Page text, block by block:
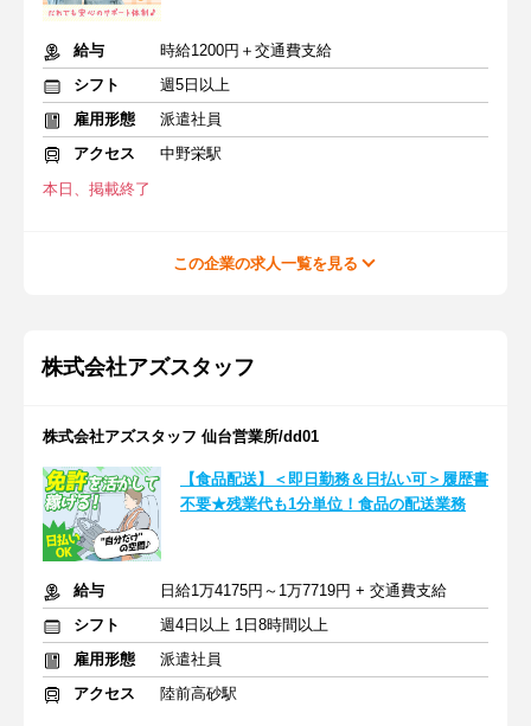
給与
時給1200円＋交通費支給
シフト
週5日以上
雇用形態
派遣社員
アクセス
中野栄駅
本日、掲載終了
この企業の求人一覧を見る
株式会社アズスタッフ
株式会社アズスタッフ 仙台営業所/dd01
【食品配送】＜即日勤務＆日払い可＞履歴書
不要★残業代も1分単位！食品の配送業務
給与
日給1万4175円～1万7719円 + 交通費支給
シフト
週4日以上 1日8時間以上
雇用形態
派遣社員
アクセス
陸前高砂駅